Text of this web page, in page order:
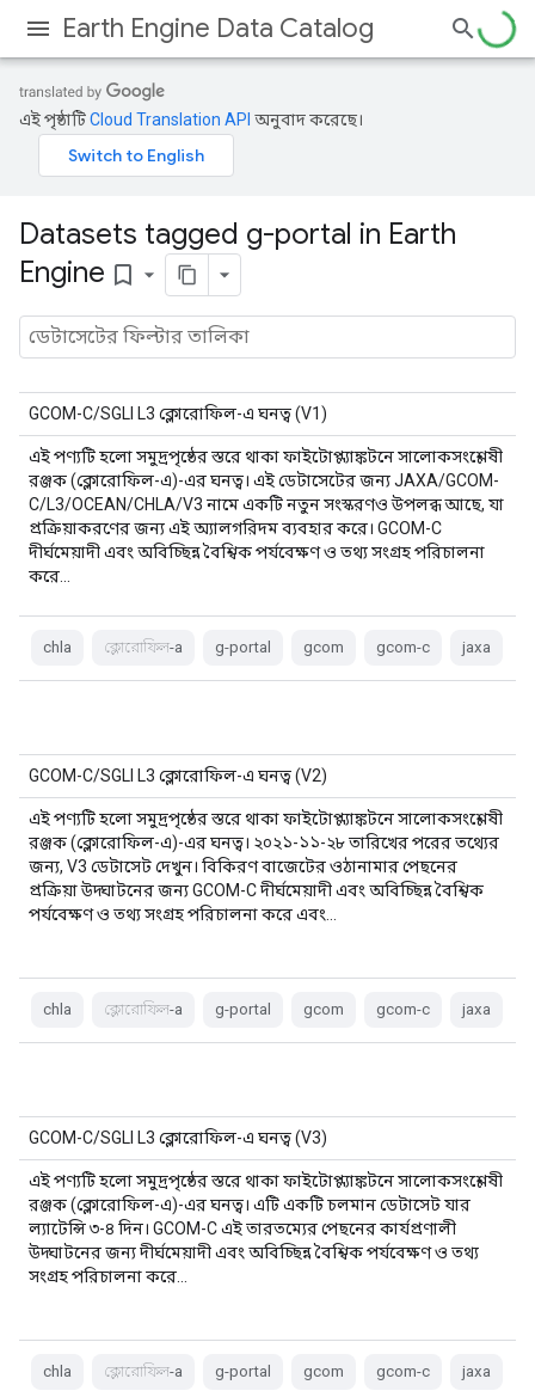
Earth Engine Data Catalog
এই পৃষ্ঠাটিCloud Translation API অনুবাদ করেছে।
Datasets tagged g-portal in Earth
Engine bookmark_border
GCOM-C/SGLI L3 ক্লোরোফিল-এ ঘনত্ব (V1)
এই পণ্যটি হলো সমুদ্রপৃষ্ঠের স্তরে থাকা ফাইটোপ্ল্যাঙ্কটনে সালোকসংশ্লেষী
রঞ্জক (ক্লোরোফিল-এ)-এর ঘনত্ব। এই ডেটাসেটের জন্য JAXA/GCOM-
C/L3/OCEAN/CHLA/V3 নামে একটি নতুন সংস্করণও উপলব্ধ আছে, যা
প্রক্রিয়াকরণের জন্য এই অ্যালগরিদম ব্যবহার করে। GCOM-C
দীর্ঘমেয়াদী এবং অবিচ্ছিন্ন বৈশ্বিক পর্যবেক্ষণ ও তথ্য সংগ্রহ পরিচালনা
করে…
chla ক্লোরোফিল-a g-portal gcom gcom-c jaxa
GCOM-C/SGLI L3 ক্লোরোফিল-এ ঘনত্ব (V2)
এই পণ্যটি হলো সমুদ্রপৃষ্ঠের স্তরে থাকা ফাইটোপ্ল্যাঙ্কটনে সালোকসংশ্লেষী
রঞ্জক (ক্লোরোফিল-এ)-এর ঘনত্ব। ২০২১-১১-২৮ তারিখের পরের তথ্যের
জন্য, V3 ডেটাসেট দেখুন। বিকিরণ বাজেটের ওঠানামার পেছনের
প্রক্রিয়া উদ্ঘাটনের জন্য GCOM-C দীর্ঘমেয়াদী এবং অবিচ্ছিন্ন বৈশ্বিক
পর্যবেক্ষণ ও তথ্য সংগ্রহ পরিচালনা করে এবং…
chla ক্লোরোফিল-a g-portal gcom gcom-c jaxa
GCOM-C/SGLI L3 ক্লোরোফিল-এ ঘনত্ব (V3)
এই পণ্যটি হলো সমুদ্রপৃষ্ঠের স্তরে থাকা ফাইটোপ্ল্যাঙ্কটনে সালোকসংশ্লেষী
রঞ্জক (ক্লোরোফিল-এ)-এর ঘনত্ব। এটি একটি চলমান ডেটাসেট যার
ল্যাটেন্সি ৩-৪ দিন। GCOM-C এই তারতম্যের পেছনের কার্যপ্রণালী
উদ্ঘাটনের জন্য দীর্ঘমেয়াদী এবং অবিচ্ছিন্ন বৈশ্বিক পর্যবেক্ষণ ও তথ্য
সংগ্রহ পরিচালনা করে…
chla ক্লোরোফিল-a g-portal gcom gcom-c jaxa